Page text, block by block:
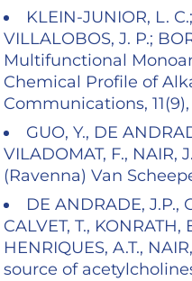
KLEIN-JUNIOR, L.
VILLALOBOS, J. P.;
Multifunctional
Chemical Profile of
Communications, 11(9),
GUO, Y., DE
VILADOMAT, F., NAIR,
(Ravenna) Van
DE ANDRADE, J.P.,
CALVET, T.,
HENRIQUES, A.T.,
source of